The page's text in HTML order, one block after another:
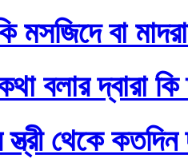
মসজিদে বা
বলার দ্বারা
থেকে কতদিন